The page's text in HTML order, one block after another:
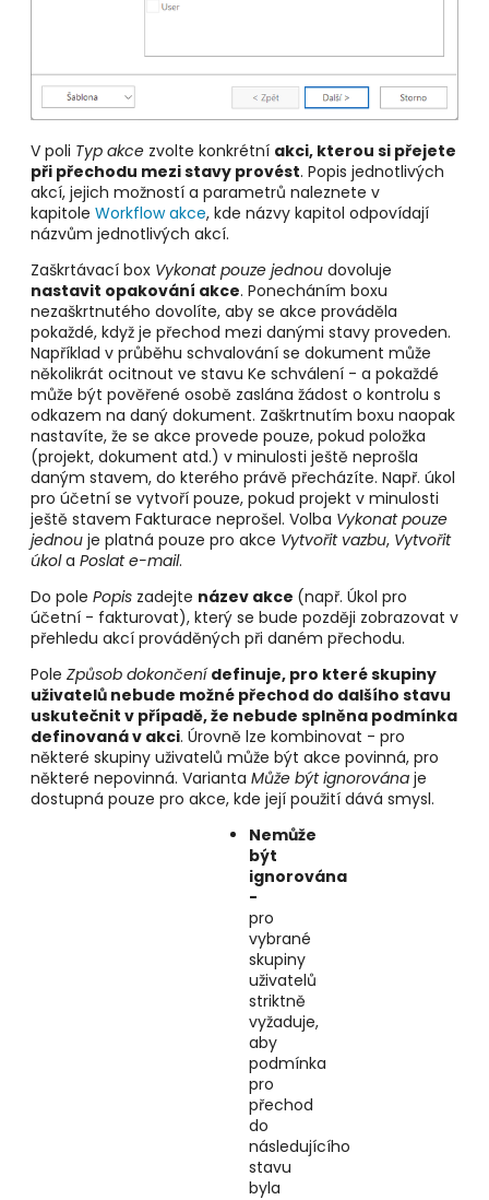
V poli Typ akce zvolte konkrétní akci, kterou si přejete
při přechodu mezi stavy provést. Popis jednotlivých
akcí, jejich možností a parametrů naleznete v
kapitole Workflow akce, kde názvy kapitol odpovídají
názvům jednotlivých akcí.
Zaškrtávací box Vykonat pouze jednou dovoluje
nastavit opakování akce. Ponecháním boxu
nezaškrtnutého dovolíte, aby se akce prováděla
pokaždé, když je přechod mezi danými stavy proveden.
Například v průběhu schvalování se dokument může
několikrát ocitnout ve stavu Ke schválení - a pokaždé
může být pověřené osobě zaslána žádost o kontrolu s
odkazem na daný dokument. Zaškrtnutím boxu naopak
nastavíte, že se akce provede pouze, pokud položka
(projekt, dokument atd.) v minulosti ještě neprošla
daným stavem, do kterého právě přecházíte. Např. úkol
pro účetní se vytvoří pouze, pokud projekt v minulosti
ještě stavem Fakturace neprošel. Volba Vykonat pouze
jednou je platná pouze pro akce Vytvořit vazbu, Vytvořit
úkola Poslat e-mail.
Do pole Popis zadejte název akce (např. Úkol pro
účetní - fakturovat), který se bude později zobrazovat v
přehledu akcí prováděných při daném přechodu.
Pole Způsob dokončenídefinuje, pro které skupiny
uživatelů nebude možné přechod do dalšího stavu
uskutečnit v případě, že nebude splněna podmínka
definovaná v akci. Úrovně lze kombinovat - pro
některé skupiny uživatelů může být akce povinná, pro
některé nepovinná. Varianta Může být ignorována je
dostupná pouze pro akce, kde její použití dává smysl.
Nemůže
být
ignorována
-
pro
vybrané
skupiny
uživatelů
striktně
vyžaduje,
aby
podmínka
pro
přechod
do
následujícího
stavu
byla